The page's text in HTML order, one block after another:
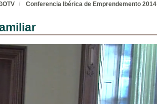
Conferencia Ibérica de Emprendemento 2014